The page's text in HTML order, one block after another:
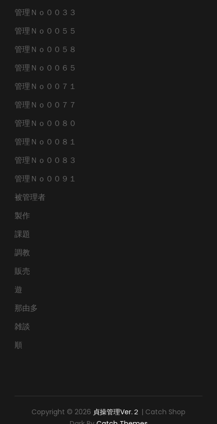
管理Ｎｏ００３３
管理Ｎｏ００５５
管理Ｎｏ００５８
管理Ｎｏ００６５
管理Ｎｏ００７１
管理Ｎｏ００７７
管理Ｎｏ００８０
管理Ｎｏ００８１
管理Ｎｏ００８３
管理Ｎｏ００９１
被管理者
製作
課題
調教
販売
遊
那由多
雑談
順
Copyright © 2026 貞操管理Ver.２ | Catch Shop